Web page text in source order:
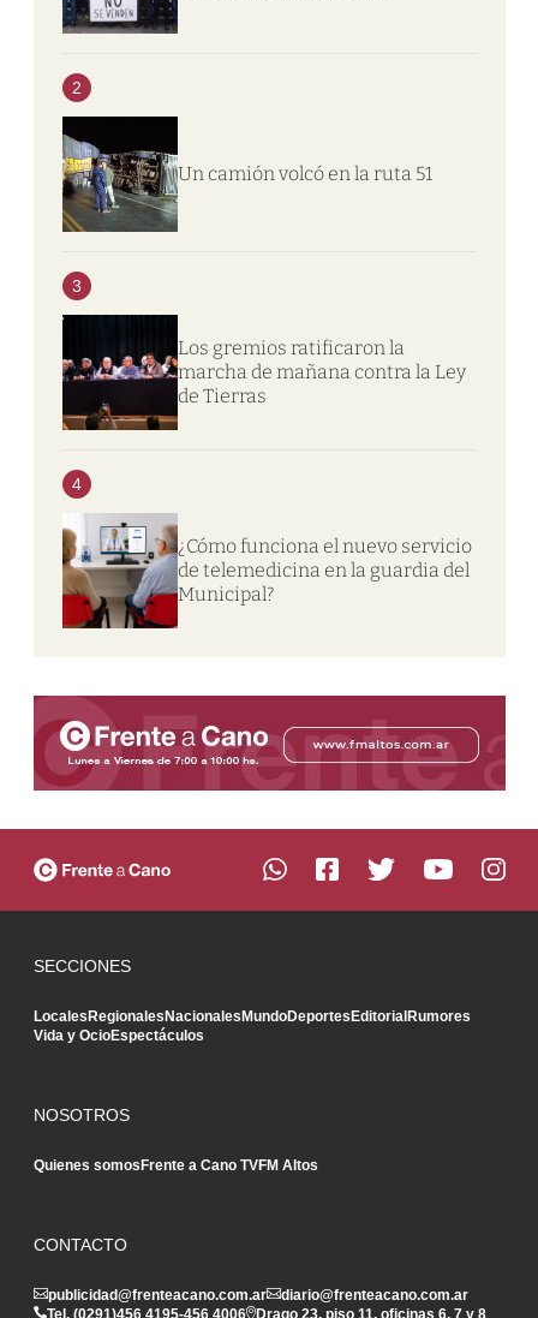
2
Un camión volcó en la ruta 51
3
Los gremios ratificaron la
marcha de mañana contra la Ley
de Tierras
4
¿Cómo funciona el nuevo servicio
de telemedicina en la guardia del
Municipal?
SECCIONES
LocalesRegionalesNacionalesMundoDeportesEditorialRumores
Vida y OcioEspectáculos
NOSOTROS
Quienes somosFrente a Cano TVFM Altos
CONTACTO
publicidad@frenteacano.com.ar
diario@frenteacano.com.ar
Tel. (0291)456 4195-456 4006 Drago 23, piso 11, oficinas 6, 7 y 8